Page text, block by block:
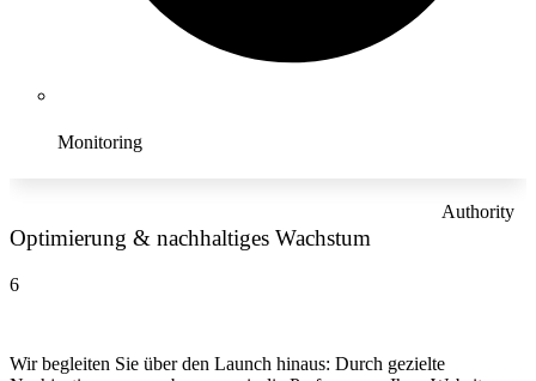
Monitoring
Authority
Optimierung & nachhaltiges Wachstum
6
Wir begleiten Sie über den Launch hinaus: Durch gezielte